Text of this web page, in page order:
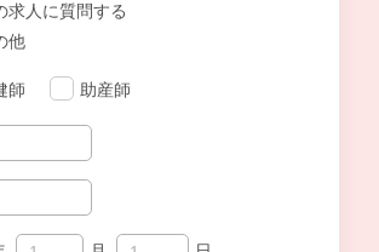
求人に質問する
他
師 助産師